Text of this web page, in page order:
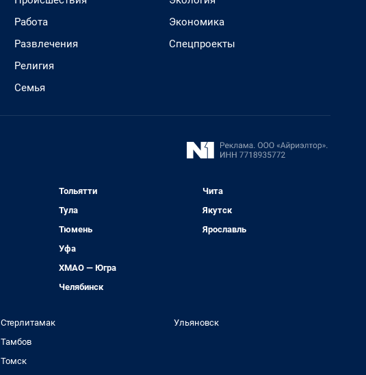
Работа
Развлечения
Религия
Семья
Экономика
Спецпроекты
Тольятти
Тула
Тюмень
Уфа
ХМАО — Югра
Челябинск
Чита
Якутск
Ярославль
Стерлитамак
Тамбов
Томск
Ульяновск